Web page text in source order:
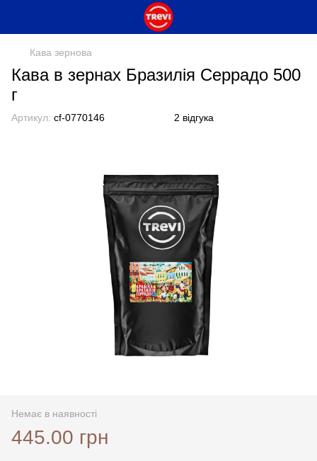
Кава зернова
Кава в зернах Бразилія Серрадо 500
г
Артикул: cf-0770146 2 відгука
Немає в наявності
445.00 грн